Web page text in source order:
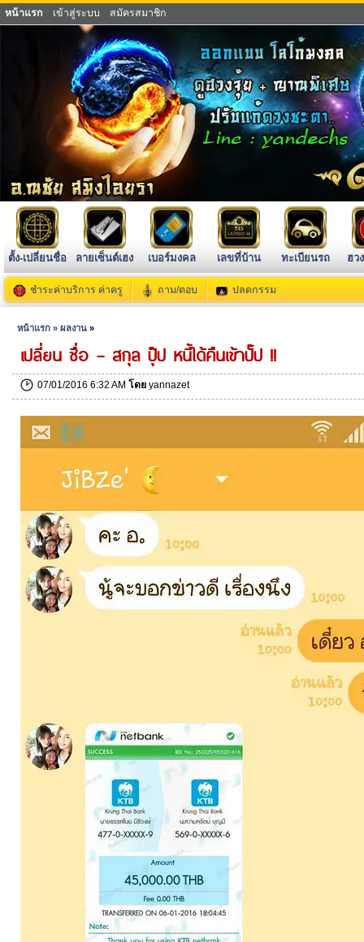
หน้าแรก เข้าสู่ระบบ สมัครสมาชิก
ตั้ง-เปลี่ยนชื่อ ลายเซ็นต์เฮง เบอร์มงคล เลขที่บ้าน ทะเบียนรถ ฮว
ชำระค่าบริการ ค่าครู ถาม/ตอบ ปลดกรรม
หน้าแรก »ผลงาน »
เปลี่ยน ชื่อ – สกุล ปุ๊ป หนี้ได้คืนเข้าปั๊ป !!
07/01/2016 6:32 AM โดย yannazet